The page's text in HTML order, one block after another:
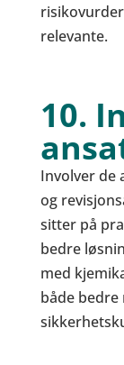
relevante.
10.
Involver de
og
sitter på
bedre
med
både